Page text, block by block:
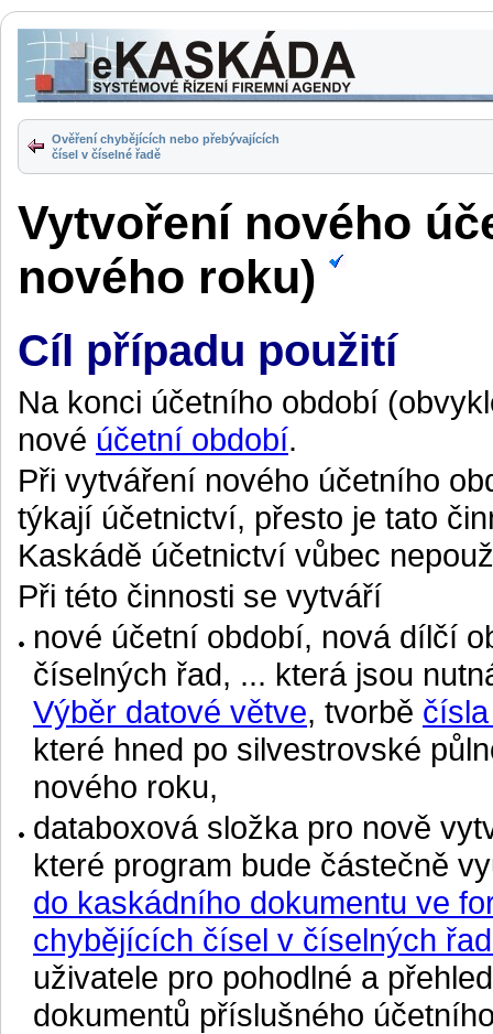
Ověření chybějících nebo přebývajících
čísel v číselné řadě
Vytvoření nového
nového roku)
Cíl případu použití
Na konci účetního období
nové účetní období.
Při vytváření nového účetního
týkají účetnictví, přesto je tato
Kaskádě účetnictví vůbec
Při této činnosti se vytváří
nové účetní období, nová dílčí
číselných řad, ... která jsou
Výběr datové větve, tvorbě
které hned po silvestrovské
nového roku,
databoxová složka pro nově
které program bude částečně
do kaskádního dokumentu ve
chybějících čísel v číselných
uživatele pro pohodlné a
dokumentů příslušného